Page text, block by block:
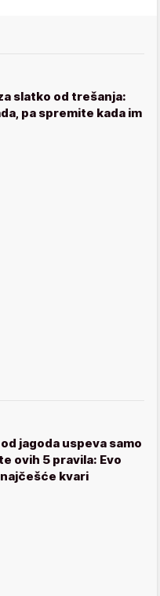
slatko od trešanja:
pa spremite kada im
jagoda uspeva samo
ovih 5 pravila: Evo
kvari